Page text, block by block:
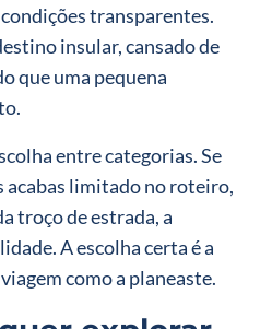
transparentes.
insular, cansado de
que uma pequena
entre categorias. Se
acabas limitado no roteiro,
troço de estrada, a
A escolha certa é a
como a planeaste.